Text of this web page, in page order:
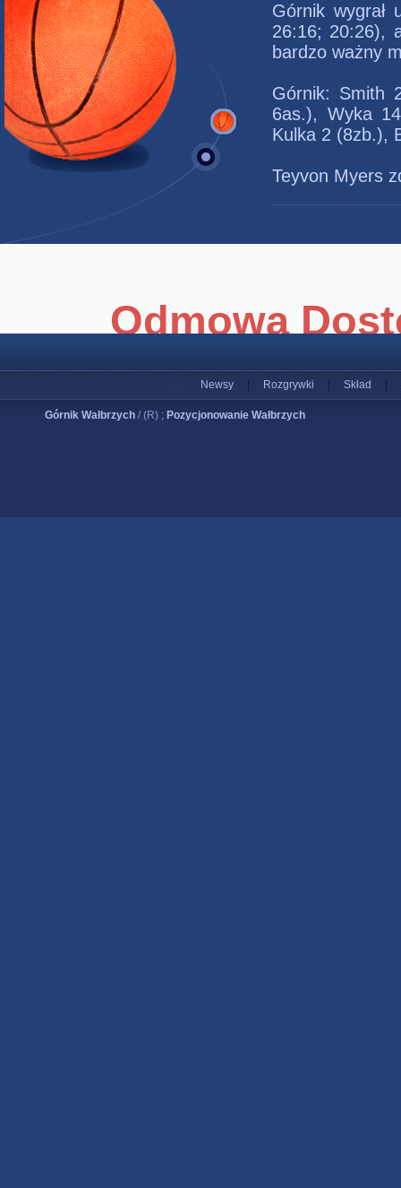
Górnik
26:16; 20:26),
bardzo ważny
Górnik: Smith
6as.), Wyka
Kulka 2 (8zb.),
Teyvon Myers
Newsy Rozgrywki Skład
Górnik Wałbrzych / (R) ; Pozycjonowanie Wałbrzych